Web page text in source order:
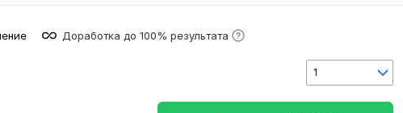
Доработка до 100% результата
1